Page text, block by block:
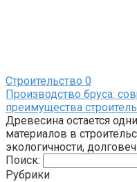
Строительство 0
Производство бруса:
преимущества
Древесина остается
материалов в
экологичности,
Поиск:
Рубрики